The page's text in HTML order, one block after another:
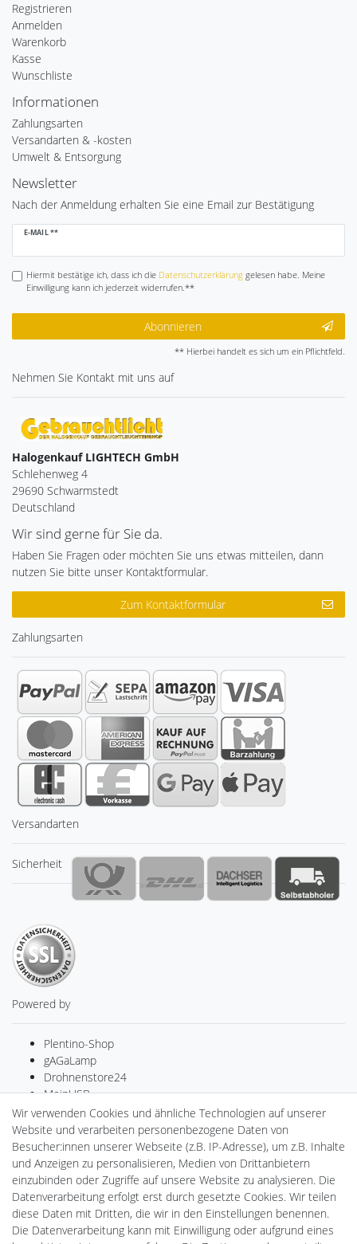
Registrieren
Anmelden
Warenkorb
Kasse
Wunschliste
Informationen
Zahlungsarten
Versandarten & -kosten
Umwelt & Entsorgung
Newsletter
Nach der Anmeldung erhalten Sie eine Email zur Bestätigung
E-MAIL **
Newsletter
Hiermit bestätige ich, dass ich die Daten­schutz­erklärunggelesen habe. Meine
Einwilligung kann ich jederzeit widerrufen.**
Abonnieren
** Hierbei handelt es sich um ein Pflichtfeld.
Nehmen Sie Kontakt mit uns auf
Halogenkauf LIGHTECH GmbH
Schlehenweg 4
29690 Schwarmstedt
Deutschland
Wir sind gerne für Sie da.
Haben Sie Fragen oder möchten Sie uns etwas mitteilen, dann
nutzen Sie bitte unser Kontaktformular.
Zum Kontaktformular
Zahlungsarten
Versandarten
Sicherheit
Powered by
Plentino-Shop
gAGaLamp
Drohnenstore24
MeinUSB
Batteriespeicher
PlentiSolar
LED-RETROSHOP
Ledkauf
DEYESOLAR
Lightech Connect
CardanLight Europe
FORTIMO LEDs
Wir verwenden Cookies und ähnliche Technologien auf unserer
Website und verarbeiten personenbezogene Daten von
Besucher:innen unserer Webseite (z.B. IP-Adresse), um z.B. Inhalte
und Anzeigen zu personalisieren, Medien von Drittanbietern
einzubinden oder Zugriffe auf unsere Website zu analysieren. Die
Datenverarbeitung erfolgt erst durch gesetzte Cookies. Wir teilen
diese Daten mit Dritten, die wir in den Einstellungen benennen.
Die Datenverarbeitung kann mit Einwilligung oder aufgrund eines